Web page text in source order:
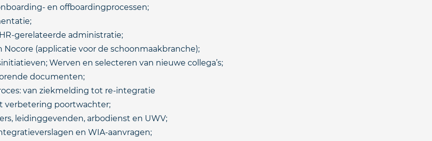
en offboardingprocessen;
gerelateerde administratie;
(applicatie voor de schoonmaakbranche);
Werven en selecteren van nieuwe collega’s;
documenten;
van ziekmelding tot re-integratie
verbetering poortwachter;
leidinggevenden, arbodienst en UWV;
en WIA-aanvragen;